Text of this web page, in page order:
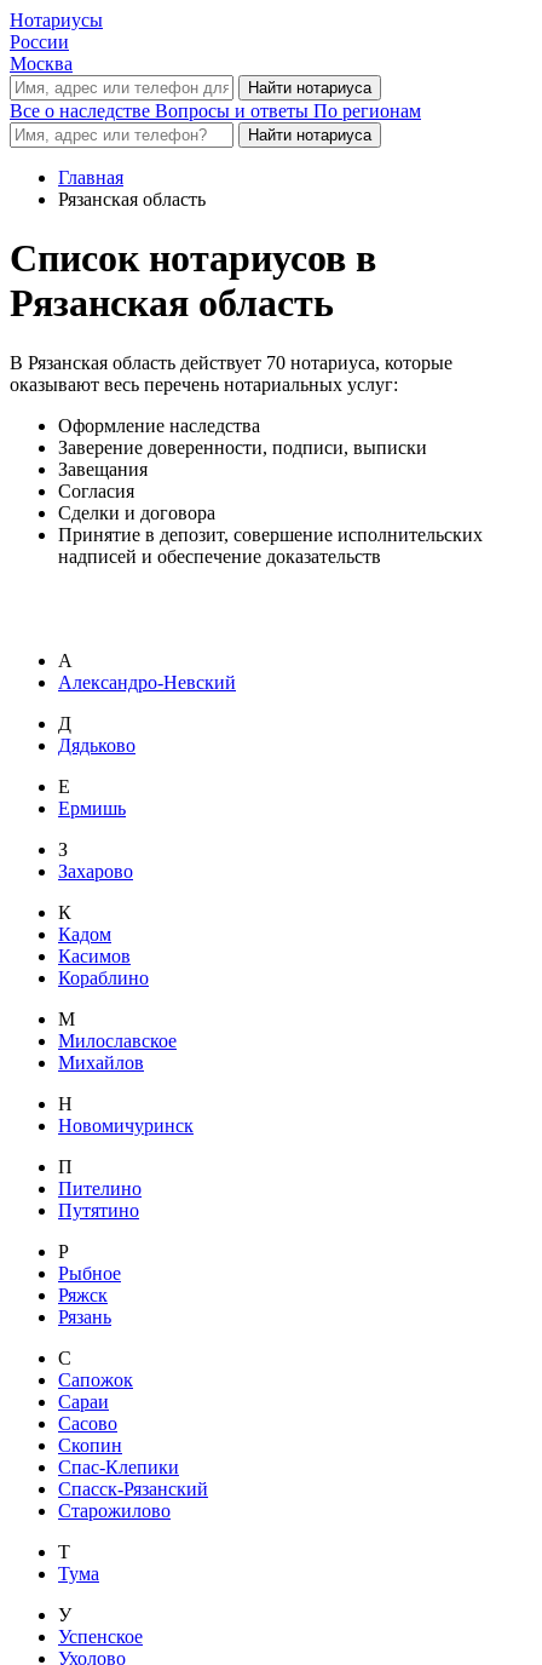
Нотариусы
России
Москва
Все о наследстве Вопросы и ответы По регионам
Главная
Рязанская область
Список нотариусов в
Рязанская область
В Рязанская область действует 70 нотариуса, которые
оказывают весь перечень нотариальных услуг:
Оформление наследства
Заверение доверенности, подписи, выписки
Завещания
Согласия
Сделки и договора
Принятие в депозит, совершение исполнительских
надписей и обеспечение доказательств
А
Александро-Невский
Д
Дядьково
Е
Ермишь
З
Захарово
К
Кадом
Касимов
Кораблино
М
Милославское
Михайлов
Н
Новомичуринск
П
Пителино
Путятино
Р
Рыбное
Ряжск
Рязань
С
Сапожок
Сараи
Сасово
Скопин
Спас-Клепики
Спасск-Рязанский
Старожилово
Т
Тума
У
Успенское
Ухолово